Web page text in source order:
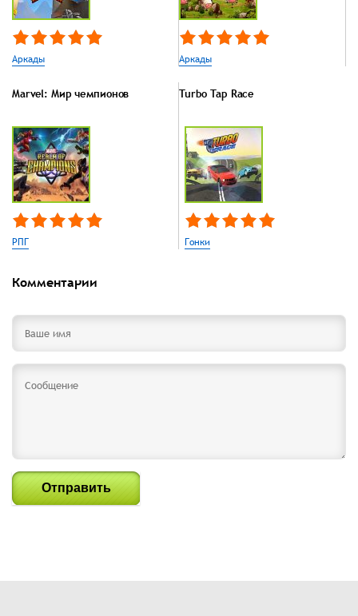
Аркады Аркады
Marvel: Мир чемпионов
РПГ
Turbo Tap Race
Гонки
Комментарии
Отправить